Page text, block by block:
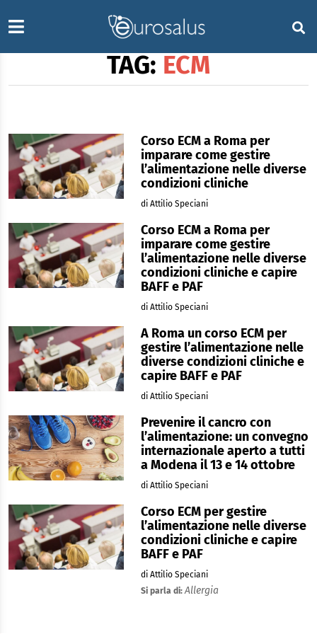
TAG: ECM
Corso ECM a Roma per
imparare come gestire
l’alimentazione nelle diverse
condizioni cliniche
di Attilio Speciani
Corso ECM a Roma per
imparare come gestire
l’alimentazione nelle diverse
condizioni cliniche e capire
BAFF e PAF
di Attilio Speciani
A Roma un corso ECM per
gestire l’alimentazione nelle
diverse condizioni cliniche e
capire BAFF e PAF
di Attilio Speciani
Prevenire il cancro con
l’alimentazione: un convegno
internazionale aperto a tutti
a Modena il 13 e 14 ottobre
di Attilio Speciani
Corso ECM per gestire
l’alimentazione nelle diverse
condizioni cliniche e capire
BAFF e PAF
di Attilio Speciani
Si parla di:Allergia